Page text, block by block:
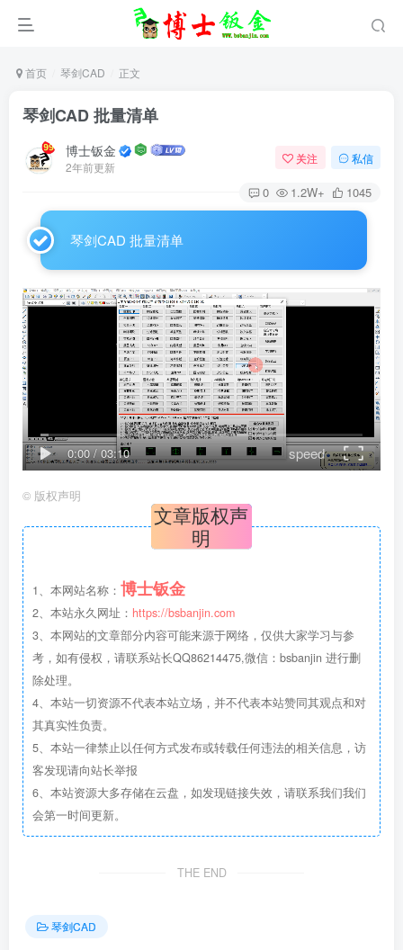
首页 琴剑CAD 正文
琴剑CAD 批量清单
博士钣金
2年前更新
关注 私信
0 1.2W+ 1045
琴剑CAD 批量清单
0:00/03:10 speed
© 版权声明
文章版权声
明
1、本网站名称： 博士钣金
2、本站永久网址： https://bsbanjin.com
3、本网站的文章部分内容可能来源于网络，仅供大家学习与参
考，如有侵权，请联系站长QQ86214475,微信：bsbanjin 进行删
除处理。
4、本站一切资源不代表本站立场，并不代表本站赞同其观点和对
其真实性负责。
5、本站一律禁止以任何方式发布或转载任何违法的相关信息，访
客发现请向站长举报
6、本站资源大多存储在云盘，如发现链接失效，请联系我们我们
会第一时间更新。
THE END
琴剑CAD